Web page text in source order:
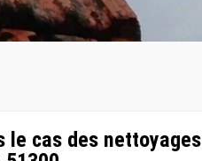
le cas des nettoyages